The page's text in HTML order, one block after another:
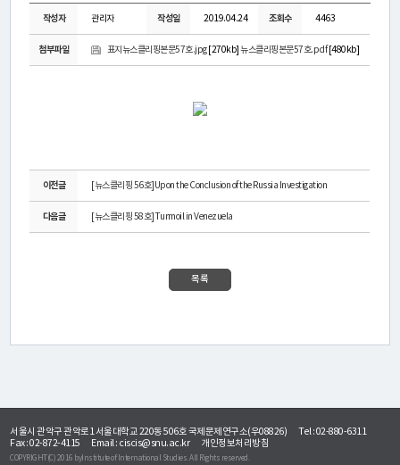
작성자 관리자 작성일 2019.04.24 조회수 4463
첨부파일 표지뉴스클리핑본문57호.jpg[270kb]뉴스클리핑본문57호.pdf[480kb]
이전글 [뉴스클리핑 56호]Upon the Conclusion of the Russia Investigation
다음글 [뉴스클리핑 58호]Turmoil in Venezuela
목록
서울시 관악구 관악로1 서울대학교 220동 506호 국제문제연구소(우08826)
Tel : 02-880-6311
Fax : 02-872-4115
Email : ciscis@snu.ac.kr 개인정보처리방침
COPYRIGHT(C) 2016 byInstitute of International Studies. All Rights reserved.
연
개
연
구